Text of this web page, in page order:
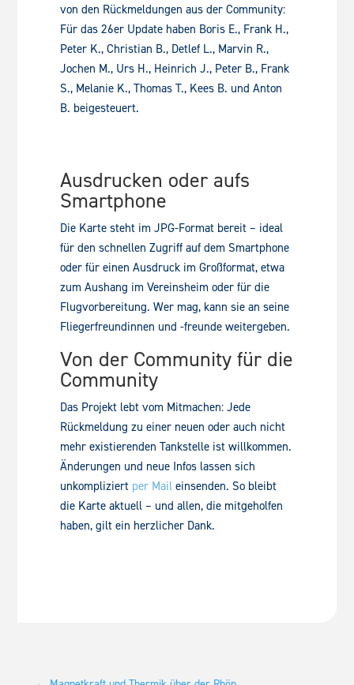
von den Rückmeldungen aus der Community:
Für das 26er Update haben Boris E., Frank H.,
Peter K., Christian B., Detlef L., Marvin R.,
Jochen M., Urs H., Heinrich J., Peter B., Frank
S., Melanie K., Thomas T., Kees B. und Anton
B. beigesteuert.
Ausdrucken oder aufs
Smartphone
Die Karte steht im JPG-Format bereit – ideal
für den schnellen Zugriff auf dem Smartphone
oder für einen Ausdruck im Großformat, etwa
zum Aushang im Vereinsheim oder für die
Flugvorbereitung. Wer mag, kann sie an seine
Fliegerfreundinnen und -freunde weitergeben.
Von der Community für die
Community
Das Projekt lebt vom Mitmachen: Jede
Rückmeldung zu einer neuen oder auch nicht
mehr existierenden Tankstelle ist willkommen.
Änderungen und neue Infos lassen sich
unkompliziert per Maileinsenden. So bleibt
die Karte aktuell – und allen, die mitgeholfen
haben, gilt ein herzlicher Dank.